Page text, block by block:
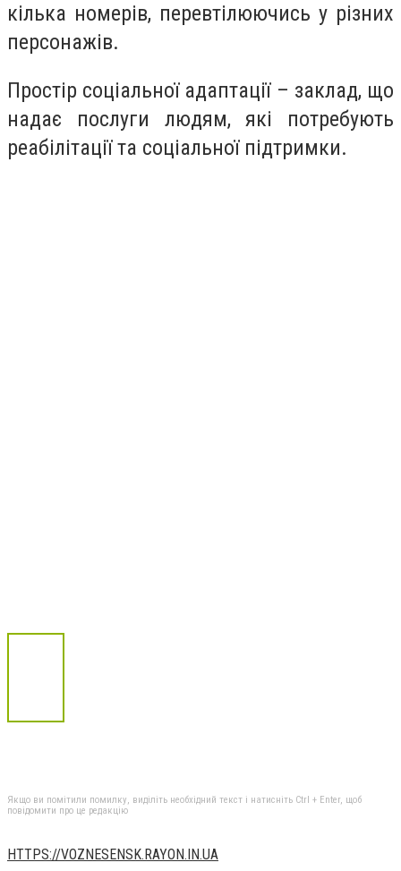
кілька номерів, перевтілюючись у різних
персонажів.
Простір соціальної адаптації – заклад, що
надає послуги людям, які потребують
реабілітації та соціальної підтримки.
Якщо ви помітили помилку, виділіть необхідний текст і натисніть Ctrl + Enter, щоб
повідомити про це редакцію
HTTPS://VOZNESENSK.RAYON.IN.UA